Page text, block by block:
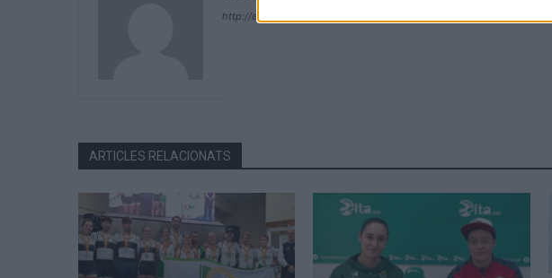
http://ebresports.cat
ARTICLES RELACIONATS